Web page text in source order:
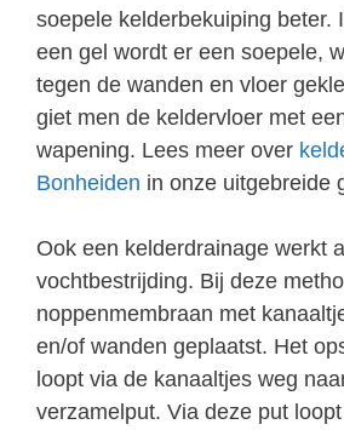
soepele kelderbekuiping beter.
een gel wordt er een soepele,
tegen de wanden en vloer
giet men de keldervloer met
wapening. Lees meer over
Bonheiden in onze uitgebreide
Ook een kelderdrainage werkt
vochtbestrijding. Bij deze
noppenmembraan met
en/of wanden geplaatst. Het
loopt via de kanaaltjes weg
verzamelput. Via deze put